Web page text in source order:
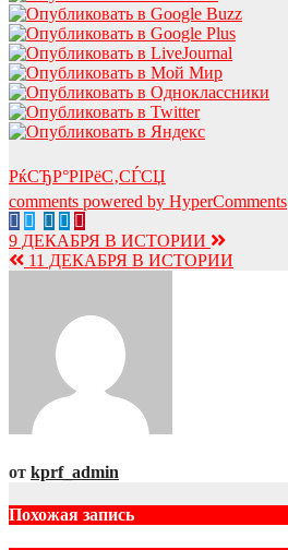
РќСЂР°РІРёС‚СЃСЏ
comments powered by HyperComments
Навигация
по
9 ДЕКАБРЯ В ИСТОРИИ
11 ДЕКАБРЯ В ИСТОРИИ
от kprf_admin
Похожая запись